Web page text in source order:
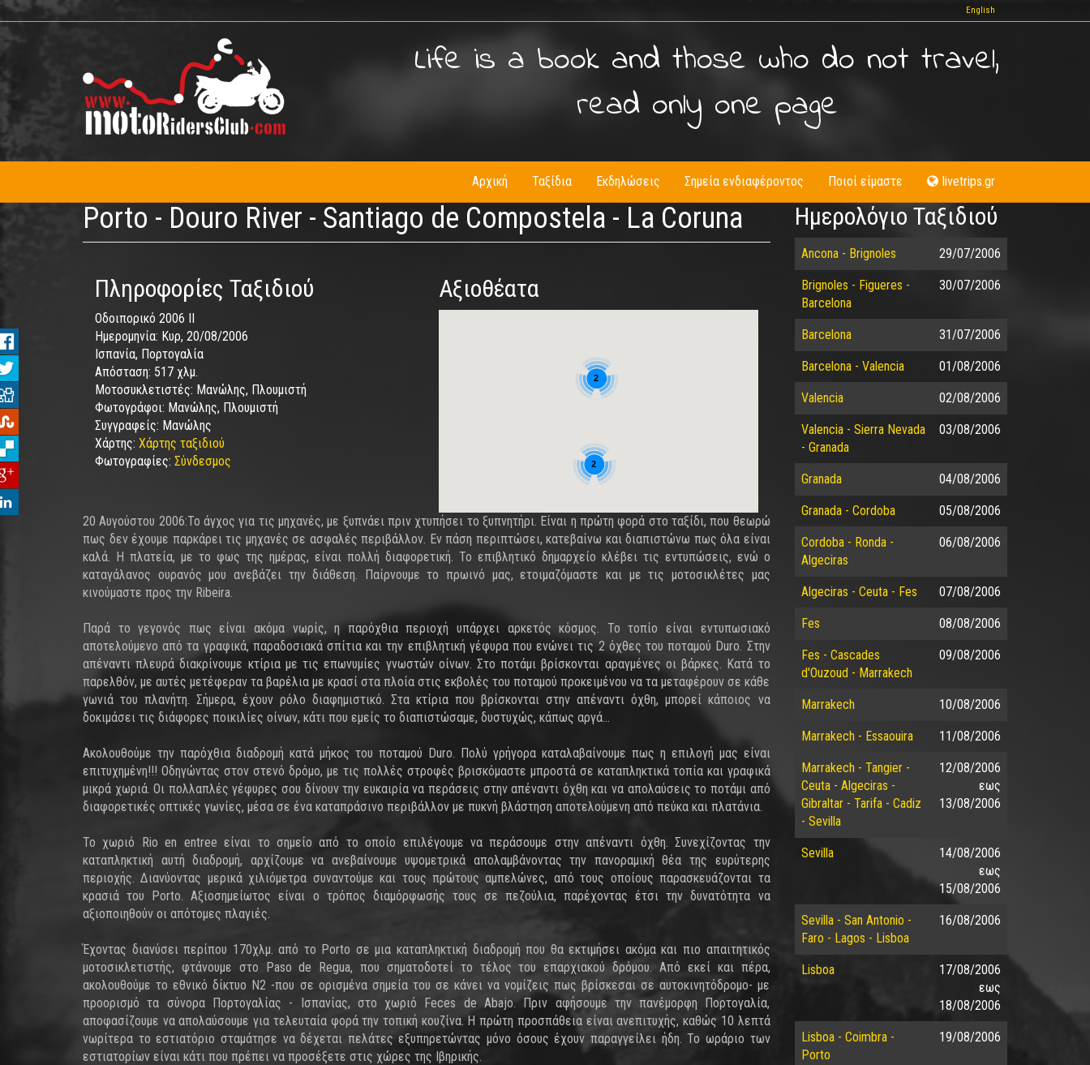
Παράκαμψη
προς
το
περιεχόμενο
English
Life is a book and those who do not travel,
read only one page
Αρχική Ταξίδια Εκδηλώσεις Σημεία ενδιαφέροντος Ποιοί είμαστε livetrips.gr
Porto - Douro River - Santiago de Compostela - La Coruna
Πληροφορίες Ταξιδιού
Οδοιπορικό 2006 II
Ημερομηνία: Κυρ, 20/08/2006
Ισπανία, Πορτογαλία
Απόσταση: 517 χλμ.
Μοτοσυκλετιστές: Μανώλης, Πλουμιστή
Φωτογράφοι: Μανώλης, Πλουμιστή
Συγγραφείς: Μανώλης
Χάρτης: Χάρτης ταξιδιού
Φωτογραφίες: Σύνδεσμος
Αξιοθέατα
2
2
20 Αυγούστου 2006:Το άγχος για τις μηχανές, με ξυπνάει πριν χτυπήσει το ξυπνητήρι. Είναι η πρώτη φορά στο ταξίδι, που θεωρώ
πως δεν έχουμε παρκάρει τις μηχανές σε ασφαλές περιβάλλον. Εν πάση περιπτώσει, κατεβαίνω και διαπιστώνω πως όλα είναι
καλά. Η πλατεία, με το φως της ημέρας, είναι πολλή διαφορετική. Το επιβλητικό δημαρχείο κλέβει τις εντυπώσεις, ενώ ο
καταγάλανος ουρανός μου ανεβάζει την διάθεση. Παίρνουμε το πρωινό μας, ετοιμαζόμαστε και με τις μοτοσικλέτες μας
κινούμαστε προς την Ribeira.
Παρά το γεγονός πως είναι ακόμα νωρίς, η παρόχθια περιοχή υπάρχει αρκετός κόσμος. Το τοπίο είναι εντυπωσιακό
αποτελούμενο από τα γραφικά, παραδοσιακά σπίτια και την επιβλητική γέφυρα που ενώνει τις 2 όχθες του ποταμού Duro. Στην
απέναντι πλευρά διακρίνουμε κτίρια με τις επωνυμίες γνωστών οίνων. Στο ποτάμι βρίσκονται αραγμένες οι βάρκες. Κατά το
παρελθόν, με αυτές μετέφεραν τα βαρέλια με κρασί στα πλοία στις εκβολές του ποταμού προκειμένου να τα μεταφέρουν σε κάθε
γωνιά του πλανήτη. Σήμερα, έχουν ρόλο διαφημιστικό. Στα κτίρια που βρίσκονται στην απέναντι όχθη, μπορεί κάποιος να
δοκιμάσει τις διάφορες ποικιλίες οίνων, κάτι που εμείς το διαπιστώσαμε, δυστυχώς, κάπως αργά...
Ακολουθούμε την παρόχθια διαδρομή κατά μήκος του ποταμού Duro. Πολύ γρήγορα καταλαβαίνουμε πως η επιλογή μας είναι
επιτυχημένη!!! Οδηγώντας στον στενό δρόμο, με τις πολλές στροφές βρισκόμαστε μπροστά σε καταπληκτικά τοπία και γραφικά
μικρά χωριά. Οι πολλαπλές γέφυρες σου δίνουν την ευκαιρία να περάσεις στην απέναντι όχθη και να απολαύσεις το ποτάμι από
διαφορετικές οπτικές γωνίες, μέσα σε ένα καταπράσινο περιβάλλον με πυκνή βλάστηση αποτελούμενη από πεύκα και πλατάνια.
Το χωριό Rio en entree είναι το σημείο από το οποίο επιλέγουμε να περάσουμε στην απέναντι όχθη. Συνεχίζοντας την
καταπληκτική αυτή διαδρομή, αρχίζουμε να ανεβαίνουμε υψομετρικά απολαμβάνοντας την πανοραμική θέα της ευρύτερης
περιοχής. Διανύοντας μερικά χιλιόμετρα συναντούμε και τους πρώτους αμπελώνες, από τους οποίους παρασκευάζονται τα
κρασιά του Porto. Αξιοσημείωτος είναι ο τρόπος διαμόρφωσής τους σε πεζούλια, παρέχοντας έτσι την δυνατότητα να
αξιοποιηθούν οι απότομες πλαγιές.
Έχοντας διανύσει περίπου 170χλμ. από το Porto σε μια καταπληκτική διαδρομή που θα εκτιμήσει ακόμα και πιο απαιτητικός
μοτοσικλετιστής, φτάνουμε στο Paso de Regua, που σηματοδοτεί το τέλος του επαρχιακού δρόμου. Από εκεί και πέρα,
ακολουθούμε το εθνικό δίκτυο Ν2 -που σε ορισμένα σημεία του σε κάνει να νομίζεις πως βρίσκεσαι σε αυτοκινητόδρομο- με
προορισμό τα σύνορα Πορτογαλίας - Ισπανίας, στο χωριό Feces de Abajo. Πριν αφήσουμε την πανέμορφη Πορτογαλία,
αποφασίζουμε να απολαύσουμε για τελευταία φορά την τοπική κουζίνα. Η πρώτη προσπάθεια είναι ανεπιτυχής, καθώς 10 λεπτά
νωρίτερα το εστιατόριο σταμάτησε να δέχεται πελάτες εξυπηρετώντας μόνο όσους έχουν παραγγείλει ήδη. Το ωράριο των
εστιατορίων είναι κάτι που πρέπει να προσέξετε στις χώρες της Ιβηρικής.
Ημερολόγιο Ταξιδιού
Ancona - Brignoles 29/07/2006
Brignoles - Figueres -
Barcelona
30/07/2006
Barcelona 31/07/2006
Barcelona - Valencia 01/08/2006
Valencia 02/08/2006
Valencia - Sierra Nevada
- Granada
03/08/2006
Granada 04/08/2006
Granada - Cordoba 05/08/2006
Cordoba - Ronda -
Algeciras
06/08/2006
Algeciras - Ceuta - Fes 07/08/2006
Fes 08/08/2006
Fes - Cascades
d'Ouzoud - Marrakech
09/08/2006
Marrakech 10/08/2006
Marrakech - Essaouira 11/08/2006
Marrakech - Tangier -
Ceuta - Algeciras -
Gibraltar - Tarifa - Cadiz
- Sevilla
12/08/2006
εως
13/08/2006
Sevilla
14/08/2006
εως
15/08/2006
Sevilla - San Antonio -
Faro - Lagos - Lisboa
16/08/2006
Lisboa
17/08/2006
εως
18/08/2006
Lisboa - Coimbra -
Porto
19/08/2006